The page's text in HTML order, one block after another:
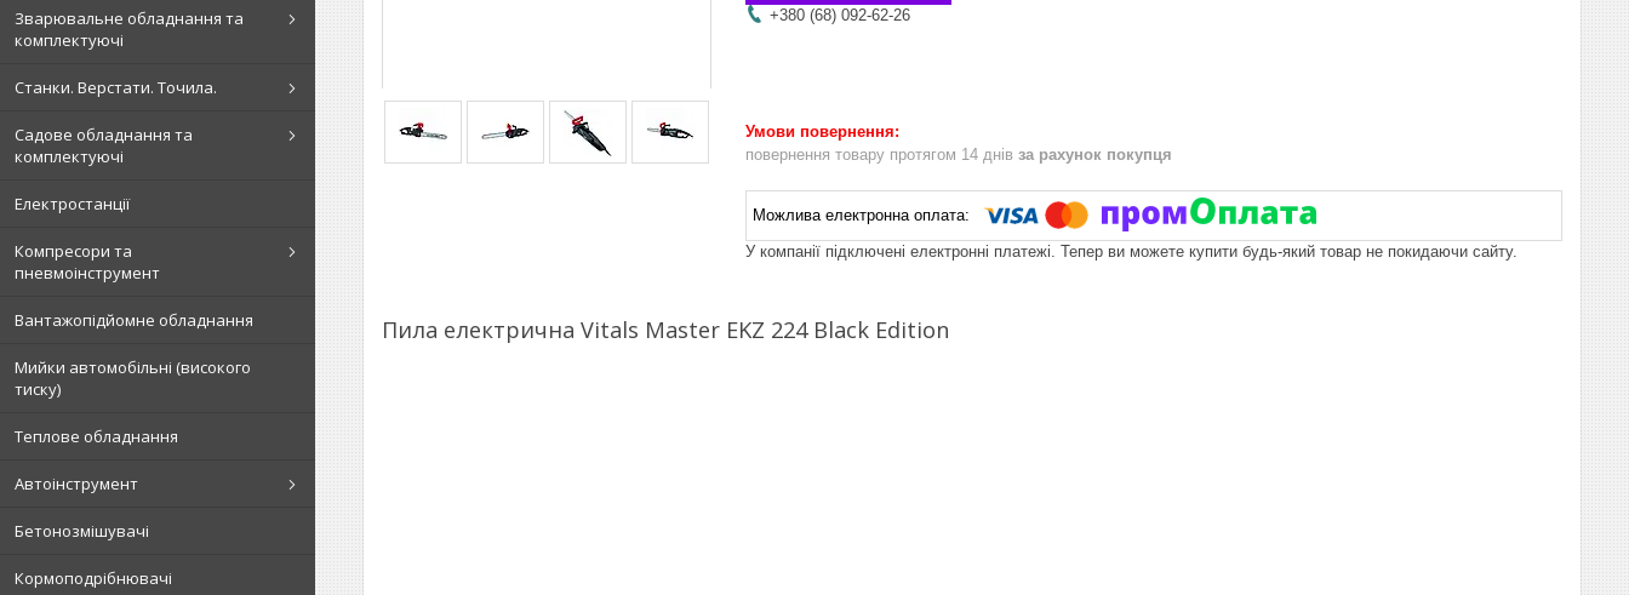
Зварювальне обладнання та
комплектуючі
Станки. Верстати. Точила.
Садове обладнання та
комплектуючі
Електростанції
Компресори та
пневмоінструмент
Вантажопідйомне обладнання
Мийки автомобільні (високого
тиску)
Теплове обладнання
Автоінструмент
Бетонозмішувачі
Кормоподрібнювачі
+380 (68) 092-62-26
повернення товару протягом 14 днів за рахунок покупця
У компанії підключені електронні платежі. Тепер ви можете купити будь-який товар не покидаючи сайту.
Пила електрична Vitals Master EKZ 224 Black Edition